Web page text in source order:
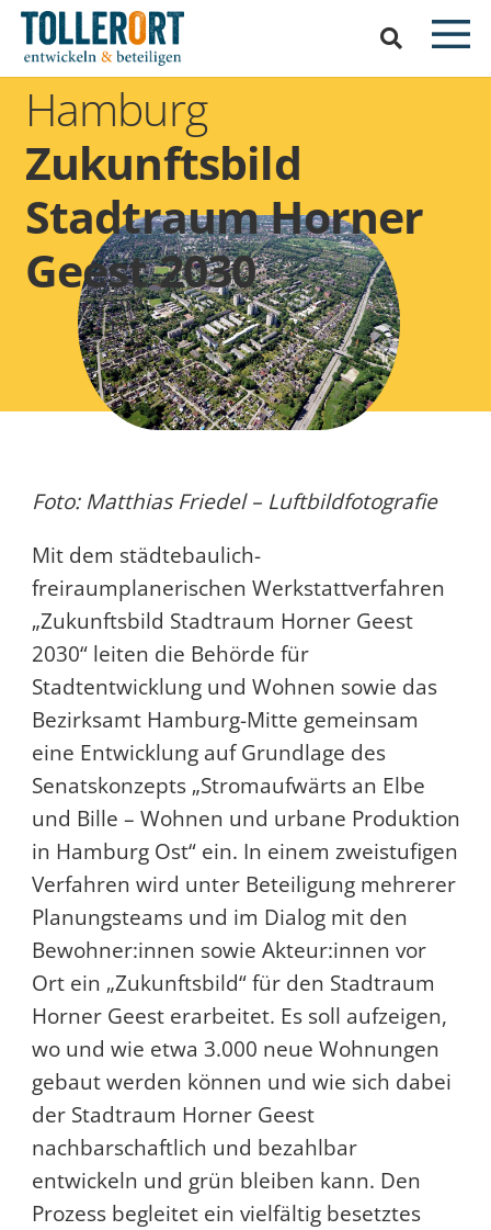
Hamburg
Zukunftsbild
Stadtraum Horner
Geest 2030
Foto: Matthias Friedel – Luftbildfotografie
Mit dem städtebaulich-
freiraumplanerischen Werkstattverfahren
„Zukunftsbild Stadtraum Horner Geest
2030“ leiten die Behörde für
Stadtentwicklung und Wohnen sowie das
Bezirksamt Hamburg-Mitte gemeinsam
eine Entwicklung auf Grundlage des
Senatskonzepts „Stromaufwärts an Elbe
und Bille – Wohnen und urbane Produktion
in Hamburg Ost“ ein. In einem zweistufigen
Verfahren wird unter Beteiligung mehrerer
Planungsteams und im Dialog mit den
Bewohner:innen sowie Akteur:innen vor
Ort ein „Zukunftsbild“ für den Stadtraum
Horner Geest erarbeitet. Es soll aufzeigen,
wo und wie etwa 3.000 neue Wohnungen
gebaut werden können und wie sich dabei
der Stadtraum Horner Geest
nachbarschaftlich und bezahlbar
entwickeln und grün bleiben kann. Den
Prozess begleitet ein vielfältig besetztes